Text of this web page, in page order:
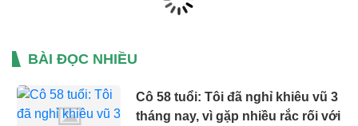
BÀI ĐỌC NHIỀU
Cô 58 tuổi: Tôi đã nghỉ khiêu vũ 3
tháng nay, vì gặp nhiều rắc rối với